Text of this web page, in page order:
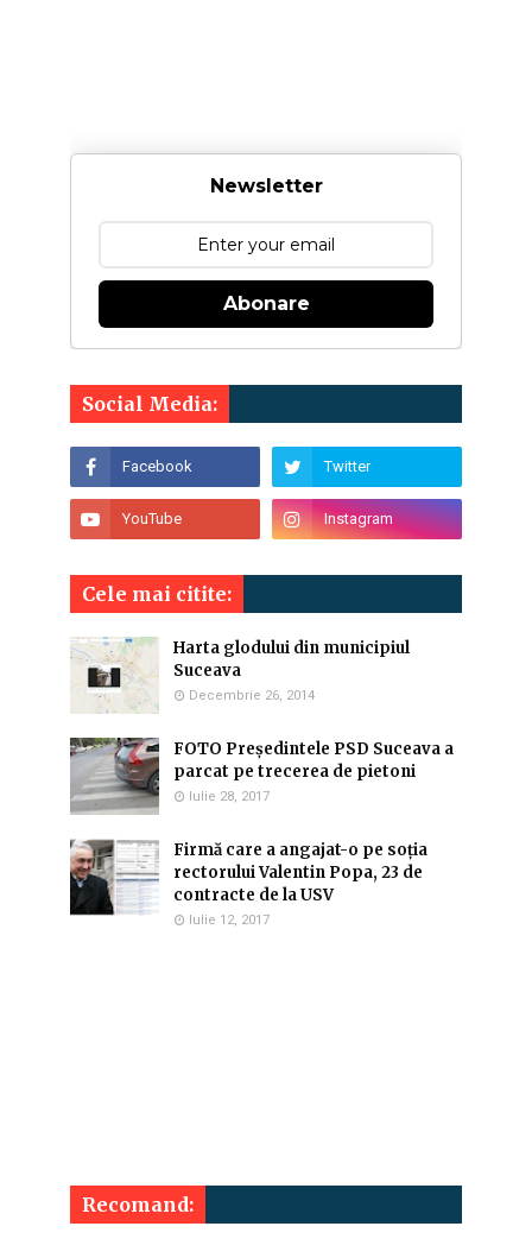
Newsletter
Abonare
Social Media:
Cele mai citite:
Harta glodului din municipiul
Suceava
Decembrie 26, 2014
FOTO Președintele PSD Suceava a
parcat pe trecerea de pietoni
Iulie 28, 2017
Firmă care a angajat-o pe soția
rectorului Valentin Popa, 23 de
contracte de la USV
Iulie 12, 2017
Recomand: